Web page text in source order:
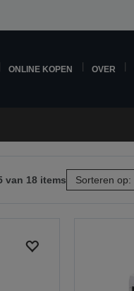
ONLINE KOPEN OVER
van 18 items Sorteren op: